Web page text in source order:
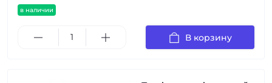
в наличии
В корзину